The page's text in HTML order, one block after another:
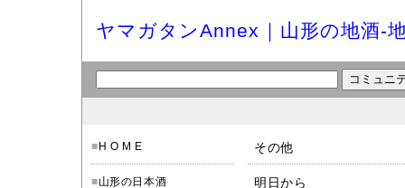
ヤマガタンAnnex｜山形の地酒-
■ H O M E
■山形の日本酒
その他
明日から